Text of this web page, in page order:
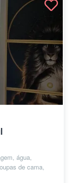
água,
de cama,